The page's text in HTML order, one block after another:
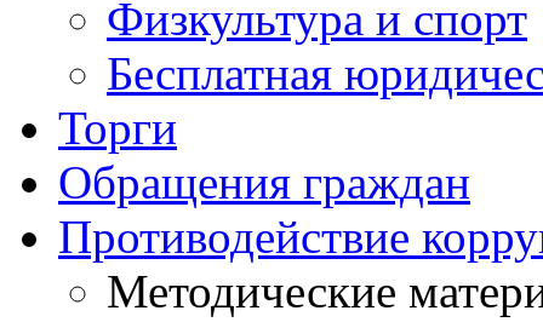
Физкультура и спорт
Бесплатная
Торги
Обращения граждан
Противодействие
Методические